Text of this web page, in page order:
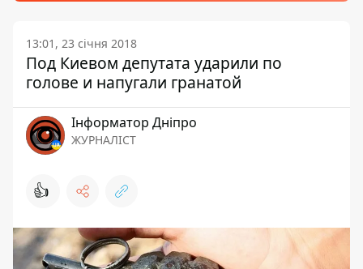
13:01, 23 січня 2018
Под Киевом депутата ударили по
голове и напугали гранатой
Інформатор Дніпро
ЖУРНАЛІСТ
👍